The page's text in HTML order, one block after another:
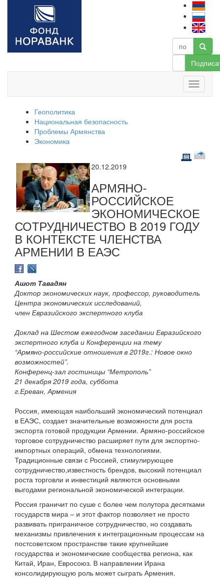
Геополитика
Национальная безопасность
Проблемы Армянства
Экономика
20.12.2019
АРМЯНО-
РОССИЙСКОЕ
ЭКОНОМИЧЕСКОЕ
СОТРУДНИЧЕСТВО В 2019 ГОДУ
В КОНТЕКСТЕ ЧЛЕНСТВА
АРМЕНИИ В ЕАЭС
Ашот Тавадян
Доктор экономических наук, профессор, руководитель
Центра экономических исследований,
член Евразийского экспертного клуба
Доклад на Шестом ежегодном заседании Евразийского
экспертного клуба и Конференции на тему
“Армяно-российские отношения в 2019г.: Новое окно
возможностей”.
Конференц-зал гостиницы “Метрополь”
21 декабря 2019 года, суббота
г.Ереван, Армения
Россия, имеющая наибольший экономический потенциал
в ЕАЭС, создает значительные возможности для роста
экспорта готовой продукции Армении. Армяно-российское
торговое сотрудничество расширяет пути для экспортно-
импортных операций, обмена технологиями.
Традиционные связи с Россией, стимулирующее
сотрудничество,известность брендов, высокий потенциал
роста торговли и инвестиций являются основными
выгодами региональной экономической интеграции.
Россия граничит по суше с более чем полутора десятками
государств мира – и этот фактор позволяет не просто
развивать приграничное сотрудничество, но создавать
механизмы привлечения к интеграционным процессам на
постсоветском пространстве такие крупнейшие
государства и экономические сообщества региона, как
Китай, Иран, Евросоюз. В направлении Ирана
консолидирующую роль может сыграть Армения.